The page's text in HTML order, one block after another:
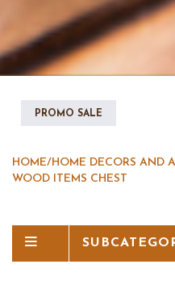
PROMO SALE
HOME/HOME DECORS AND
WOOD ITEMS CHEST